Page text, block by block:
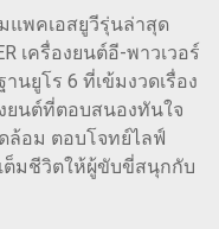
แพคเอสยูวีรุ่นล่าสุด
เครื่องยนต์อี-พาวเวอร์
นยูโร 6 ที่เข้มงวดเรื่อง
ยนต์ที่ตอบสนองทันใจ
ล้อม ตอบโจทย์ไลฟ์
ต็มชีวิตให้ผู้ขับขี่สนุกกับ